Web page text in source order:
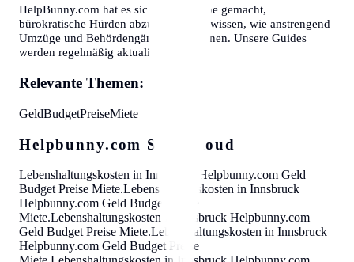
HelpBunny.com hat es sich zur Aufgabe gemacht,
bürokratische Hürden abzubauen. Wir wissen, wie anstrengend
Umzüge und Behördengänge sein können. Unsere Guides
werden regelmäßig aktualisiert.
Relevante Themen:
GeldBudgetPreiseMiete
Helpbunny.com SEO Cloud
Lebenshaltungskosten in Innsbruck Helpbunny.com Geld
Budget Preise Miete.Lebenshaltungskosten in Innsbruck
Helpbunny.com Geld Budget Preise
Miete.Lebenshaltungskosten in Innsbruck Helpbunny.com
Geld Budget Preise Miete.Lebenshaltungskosten in Innsbruck
Helpbunny.com Geld Budget Preise